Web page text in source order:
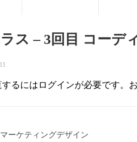
ス – 3回目 コーデ
るにはログインが必要です。
ーケティングデザイン